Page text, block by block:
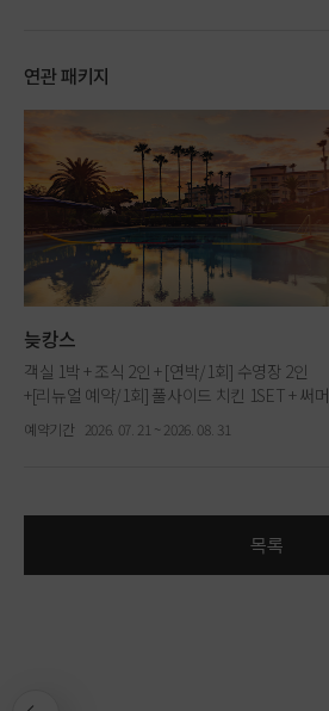
연관 패키지
늦캉스
객실 1박 + 조식 2인 + [연박/1회] 수영장 2인
+[리뉴얼 예약/1회] 풀사이드 치킨 1SET + 써머
생맥주 2잔
예약기간 2026. 07. 21 ~ 2026. 08. 31
목록